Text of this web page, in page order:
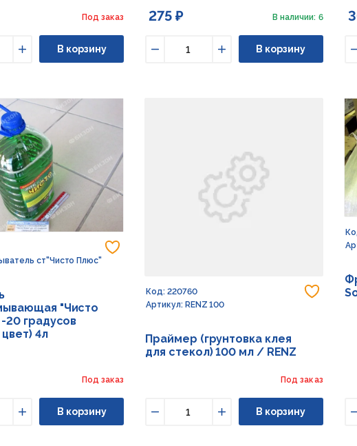
Под заказ
Увеличить
В корзину
275 ₽ В наличии: 6
Увеличить
В корзину
ст"Чисто Плюс"
"Чисто
20 градусов
4л
Под заказ
Увеличить
В корзину
Код: 220760
Артикул: RENZ 100
Праймер (грунтовка клея
для стекол) 100 мл / RENZ
Под заказ
Увеличить
В корзину